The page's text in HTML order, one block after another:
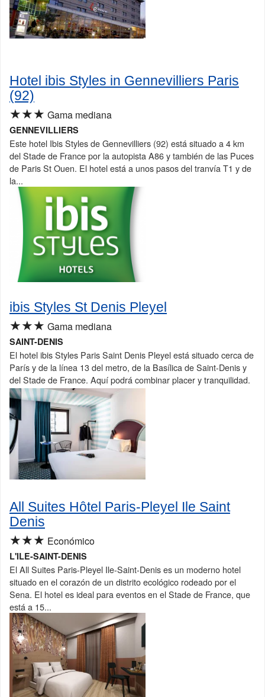
Hotel ibis Styles in Gennevilliers Paris
(92)
★★★ Gama mediana
GENNEVILLIERS
Este hotel Ibis Styles de Gennevilliers (92) está situado a 4 km
del Stade de France por la autopista A86 y también de las Puces
de Paris St Ouen. El hotel está a unos pasos del tranvía T1 y de
la...
ibis Styles St Denis Pleyel
★★★ Gama mediana
SAINT-DENIS
El hotel ibis Styles Paris Saint Denis Pleyel está situado cerca de
París y de la línea 13 del metro, de la Basílica de Saint-Denis y
del Stade de France. Aquí podrá combinar placer y tranquilidad.
All Suites Hôtel Paris-Pleyel Ile Saint
Denis
★★★ Económico
L'ILE-SAINT-DENIS
El All Suites Paris-Pleyel Ile-Saint-Denis es un moderno hotel
situado en el corazón de un distrito ecológico rodeado por el
Sena. El hotel es ideal para eventos en el Stade de France, que
está a 15...